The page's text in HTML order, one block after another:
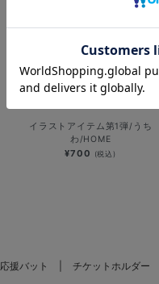
イラストアイテム第1弾/うち
わ/HOME
¥700 (税込)
応援バット チケットホルダー